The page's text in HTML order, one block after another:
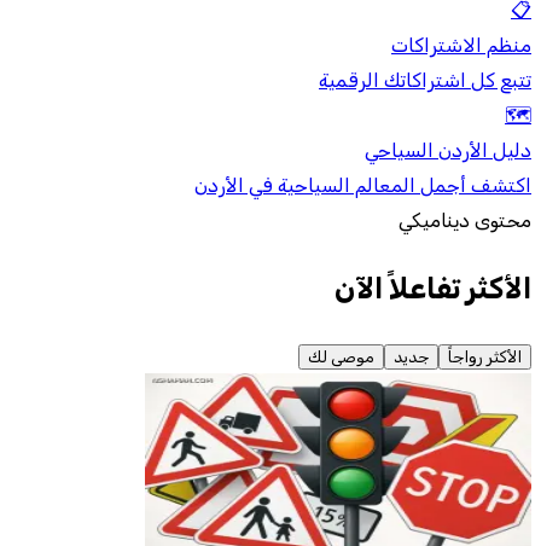
📋
منظم الاشتراكات
تتبع كل اشتراكاتك الرقمية
🗺️
دليل الأردن السياحي
اكتشف أجمل المعالم السياحية في الأردن
محتوى ديناميكي
الأكثر تفاعلاً الآن
الأكثر رواجاً جديد موصى لك